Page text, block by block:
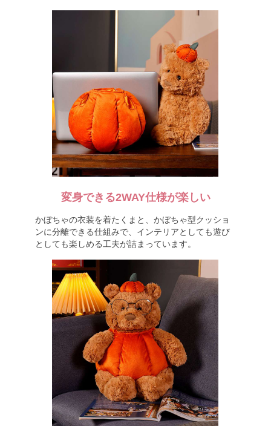
変身できる2WAY仕様が楽しい
かぼちゃの衣装を着たくまと、かぼちゃ型クッショ
ンに分離できる仕組みで、インテリアとしても遊び
としても楽しめる工夫が詰まっています。